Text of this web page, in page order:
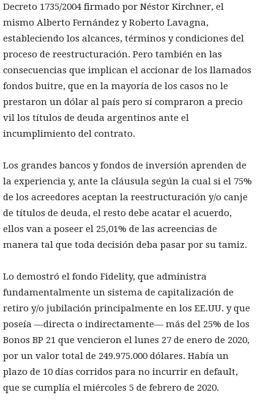
Decreto 1735/2004 firmado por Néstor Kirchner, el
mismo Alberto Fernández y Roberto Lavagna,
estableciendo los alcances, términos y condiciones del
proceso de reestructuración. Pero también en las
consecuencias que implican el accionar de los llamados
fondos buitre, que en la mayoría de los casos no le
prestaron un dólar al país pero sí compraron a precio
vil los títulos de deuda argentinos ante el
incumplimiento del contrato.
Los grandes bancos y fondos de inversión aprenden de
la experiencia y, ante la cláusula según la cual si el 75%
de los acreedores aceptan la reestructuración y/o canje
de títulos de deuda, el resto debe acatar el acuerdo,
ellos van a poseer el 25,01% de las acreencias de
manera tal que toda decisión deba pasar por su tamiz.
Lo demostró el fondo Fidelity, que administra
fundamentalmente un sistema de capitalización de
retiro y/o jubilación principalmente en los EE.UU. y que
poseía —directa o indirectamente— más del 25% de los
Bonos BP 21 que vencieron el lunes 27 de enero de 2020,
por un valor total de 249.975.000 dólares. Había un
plazo de 10 días corridos para no incurrir en default,
que se cumplía el miércoles 5 de febrero de 2020.